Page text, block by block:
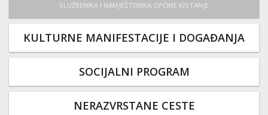
SLUŽBENIKA I NAMJEŠTENIKA OPĆINE KISTANJE
KULTURNE MANIFESTACIJE I DOGAĐANJA
SOCIJALNI PROGRAM
NERAZVRSTANE CESTE